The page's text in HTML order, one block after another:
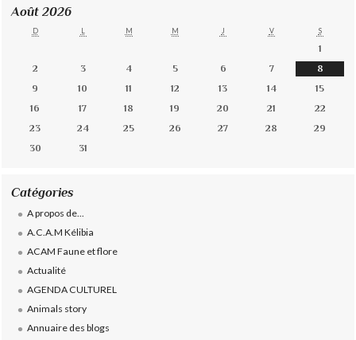
Août 2026
D L M M J V S
1
2
3 4 5 6 7
8
9
10 11 12 13 14
15
16
17 18 19 20 21
22
23
24 25 26 27 28
29
30
31
Catégories
A propos de...
A.C.A.M Kélibia
ACAM Faune et flore
Actualité
AGENDA CULTUREL
Animals story
Annuaire des blogs